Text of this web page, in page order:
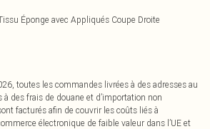
Éponge avec Appliqués Coupe Droite
toutes les commandes livrées à des adresses au
à des frais de douane et d’importation non
facturés afin de couvrir les coûts liés à
électronique de faible valeur dans l’UE et